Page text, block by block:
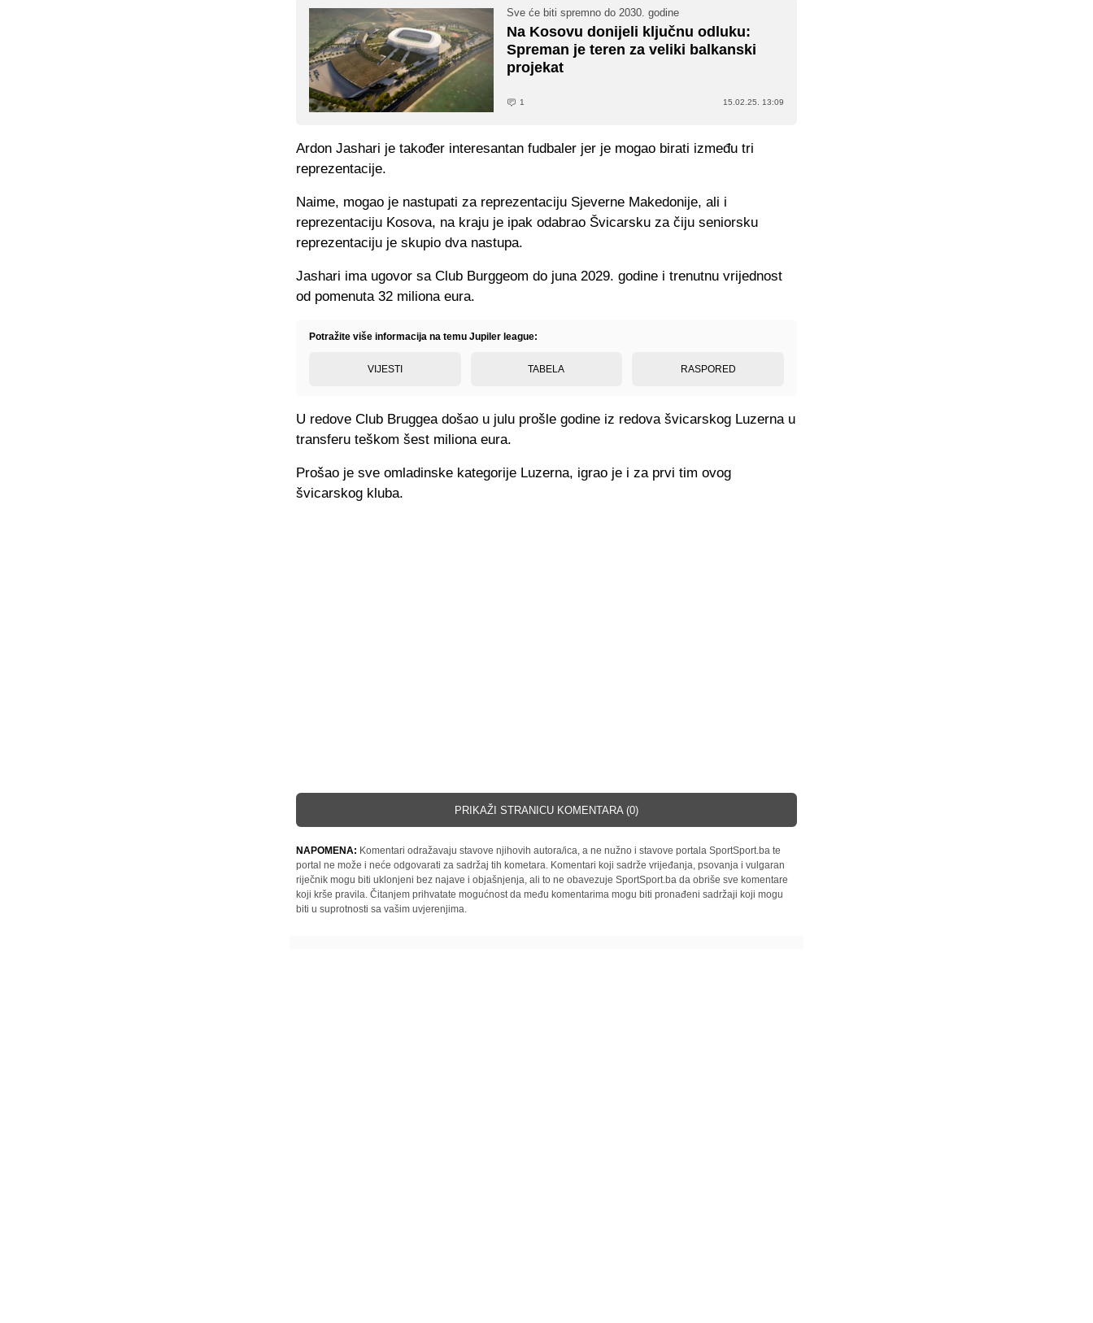
Sve će biti spremno do 2030. godine
Na Kosovu donijeli ključnu odluku:
Spreman je teren za veliki balkanski
projekat
1 15.02.25. 13:09
Ardon Jashari je također interesantan fudbaler jer je mogao birati između tri
reprezentacije.
Naime, mogao je nastupati za reprezentaciju Sjeverne Makedonije, ali i
reprezentaciju Kosova, na kraju je ipak odabrao Švicarsku za čiju seniorsku
reprezentaciju je skupio dva nastupa.
Jashari ima ugovor sa Club Burggeom do juna 2029. godine i trenutnu vrijednost
od pomenuta 32 miliona eura.
Potražite više informacija na temu Jupiler league:
VIJESTI TABELA RASPORED
U redove Club Bruggea došao u julu prošle godine iz redova švicarskog Luzerna u
transferu teškom šest miliona eura.
Prošao je sve omladinske kategorije Luzerna, igrao je i za prvi tim ovog
švicarskog kluba.
PRIKAŽI STRANICU KOMENTARA (0)
NAPOMENA: Komentari odražavaju stavove njihovih autora/ica, a ne nužno i stavove portala SportSport.ba te
portal ne može i neće odgovarati za sadržaj tih kometara. Komentari koji sadrže vrijeđanja, psovanja i vulgaran
riječnik mogu biti uklonjeni bez najave i objašnjenja, ali to ne obavezuje SportSport.ba da obriše sve komentare
koji krše pravila. Čitanjem prihvatate mogućnost da među komentarima mogu biti pronađeni sadržaji koji mogu
biti u suprotnosti sa vašim uvjerenjima.